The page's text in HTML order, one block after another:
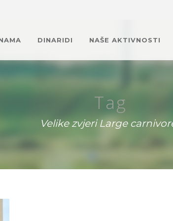
DINARIDI NAŠE AKTIVNOSTI
Tag
Velike zvjeri Large